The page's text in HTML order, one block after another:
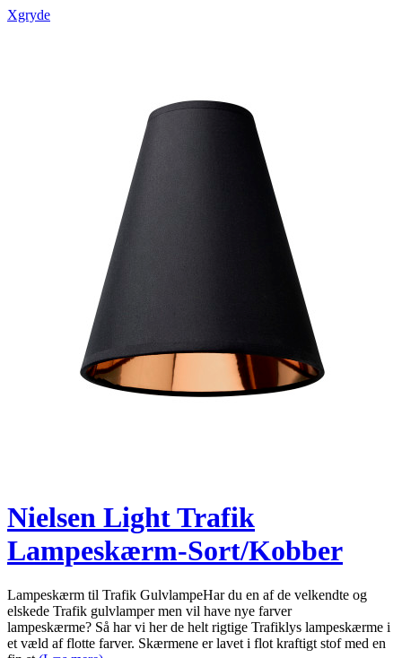
Xgryde
Nielsen Light Trafik
Lampeskærm-Sort/Kobber
Lampeskærm til Trafik GulvlampeHar du en af de velkendte og
elskede Trafik gulvlamper men vil have nye farver
lampeskærme? Så har vi her de helt rigtige Trafiklys lampeskærme i
et væld af flotte farver. Skærmene er lavet i flot kraftigt stof med en